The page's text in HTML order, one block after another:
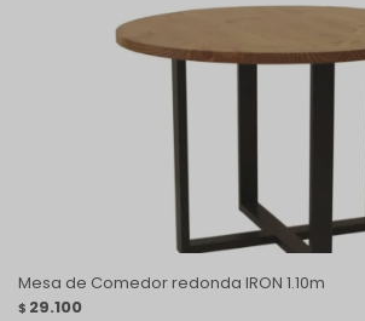
Mesa de Comedor redonda IRON 1.10m
$ 29.100